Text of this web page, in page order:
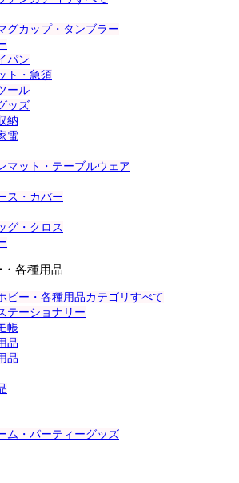
グカップ・タンブラー
パン
ト・急須
ール
ッズ
納
電
マット・テーブルウェア
ス・カバー
グ・クロス
各種用品
ビー・各種用品カテゴリすべて
テーショナリー
帳
品
品
ム・パーティーグッズ